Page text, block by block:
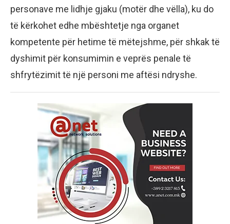
personave me lidhje gjaku (motër dhe vëlla), ku do
të kërkohet edhe mbështetje nga organet
kompetente për hetime të mëtejshme, për shkak të
dyshimit për konsumimin e veprës penale të
shfrytëzimit të një personi me aftësi ndryshe.